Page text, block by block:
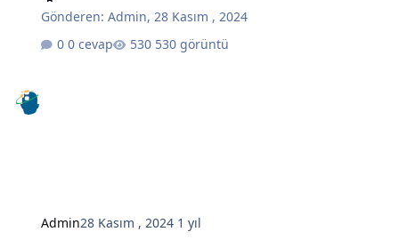
Gönderen:Admin,28 Kasım , 2024
0 cevap
530 görüntü
Admin28 Kasım , 2024 1 yıl